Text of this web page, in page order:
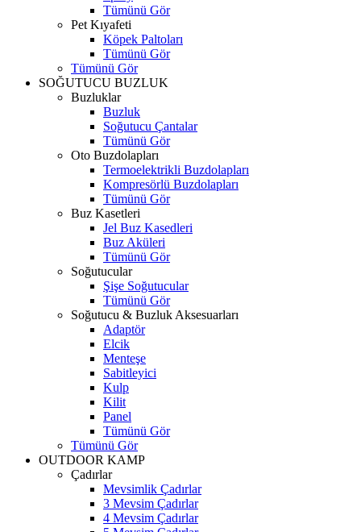
Tümünü Gör
Pet Kıyafeti
Köpek Paltoları
Tümünü Gör
Tümünü Gör
SOĞUTUCU BUZLUK
Buzluklar
Buzluk
Soğutucu Çantalar
Tümünü Gör
Oto Buzdolapları
Termoelektrikli Buzdolapları
Kompresörlü Buzdolapları
Tümünü Gör
Buz Kasetleri
Jel Buz Kasedleri
Buz Aküleri
Tümünü Gör
Soğutucular
Şişe Soğutucular
Tümünü Gör
Soğutucu & Buzluk Aksesuarları
Adaptör
Elcik
Menteşe
Sabitleyici
Kulp
Kilit
Panel
Tümünü Gör
Tümünü Gör
OUTDOOR KAMP
Çadırlar
Mevsimlik Çadırlar
3 Mevsim Çadırlar
4 Mevsim Çadırlar